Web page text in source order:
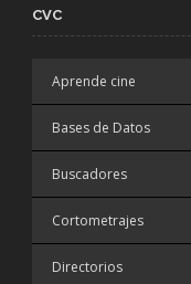
CVC
Aprende cine
Bases de Datos
Buscadores
Cortometrajes
Directorios